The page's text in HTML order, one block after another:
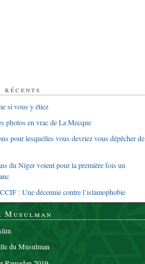
si vous y étiez
photos en vrac de La Mecque
pour lesquelles vous devriez vous dépêcher de
du Niger voient pour la première fois un
: Une décennie contre l’islamophobie
Musulman
du Musulman